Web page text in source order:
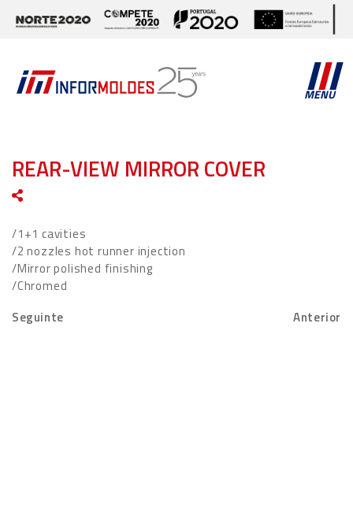
MENU
REAR-VIEW MIRROR COVER
/1+1 cavities
/2 nozzles hot runner injection
/Mirror polished finishing
/Chromed
Seguinte
Anterior